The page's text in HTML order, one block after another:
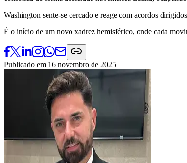
Washington sente-se cercado e reage com acordos
É o início de um novo xadrez hemisférico, onde cada
Publicado em 16 novembro de 2025